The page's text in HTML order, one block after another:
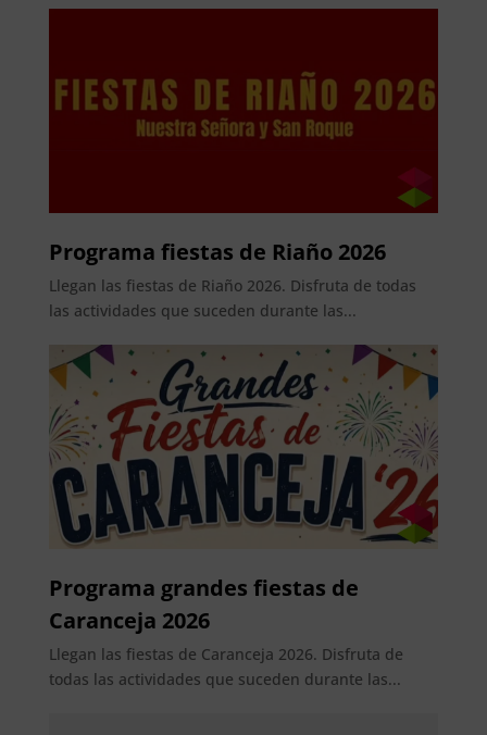
Programa fiestas de Riaño 2026
Llegan las fiestas de Riaño 2026. Disfruta de todas
las actividades que suceden durante las...
Programa grandes fiestas de
Caranceja 2026
Llegan las fiestas de Caranceja 2026. Disfruta de
todas las actividades que suceden durante las...